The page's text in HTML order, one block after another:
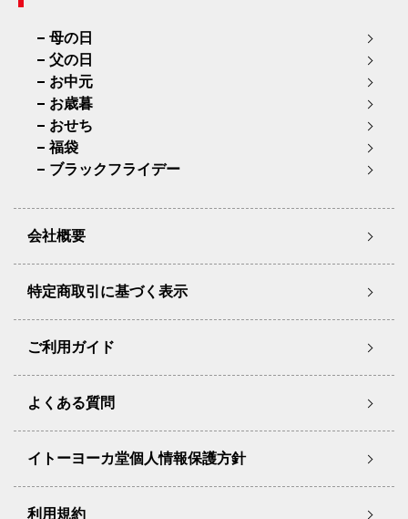
母の日
父の日
お中元
お歳暮
おせち
福袋
ブラックフライデー
会社概要
特定商取引に基づく表示
ご利用ガイド
よくある質問
イトーヨーカ堂個人情報保護方針
利用規約